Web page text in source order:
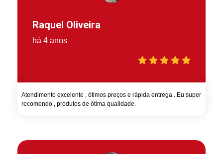
Raquel Oliveira
há 4 anos
Atendimento excelente , ótimos preços e rápida entrega . Eu super
recomendo , produtos de ótima qualidade.